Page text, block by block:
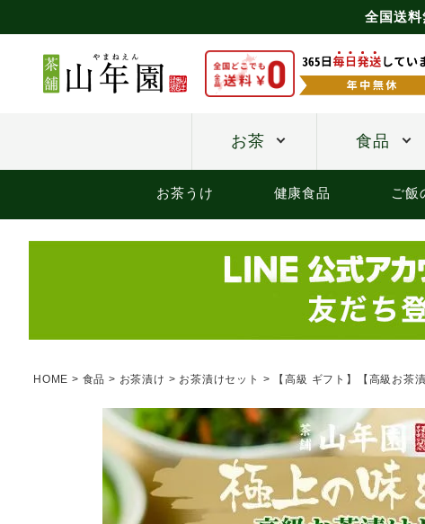
全国送
お茶 食品
お茶うけ 健康食品 ご飯
HOME 食品 お茶漬け お茶漬けセット 【高級 ギフト】【高級お